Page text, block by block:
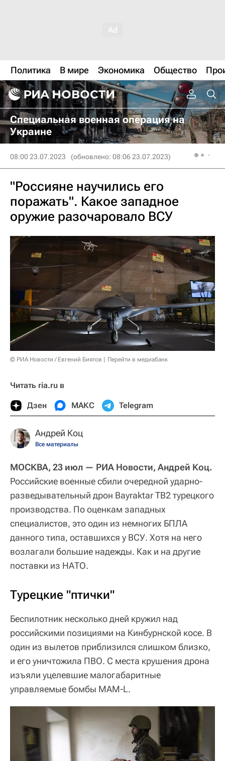
Политика В мире Экономика Общество
Специальная военная операция на
Украине
08:00 23.07.2023 (обновлено: 08:06 23.07.2023)
"Россияне научились его
поражать". Какое западное
оружие разочаровало ВСУ
© РИА Новости / Евгений Биятов Перейти в медиабанк
Читать ria.ru в
Дзен МАКС Telegram
Андрей Коц
Все материалы
МОСКВА, 23 июл — РИА Новости, Андрей Коц.
Российские военные сбили очередной ударно-
разведывательный дрон Bayraktar TB2 турецкого
производства. По оценкам западных
специалистов, это один из немногих БПЛА
данного типа, оставшихся у ВСУ. Хотя на него
возлагали большие надежды. Как и на другие
поставки из НАТО.
Турецкие "птички"
Беспилотник несколько дней кружил над
российскими позициями на Кинбурнской косе. В
один из вылетов приблизился слишком близко,
и его уничтожила ПВО. С места крушения дрона
изъяли уцелевшие малогабаритные
управляемые бомбы MAM-L.